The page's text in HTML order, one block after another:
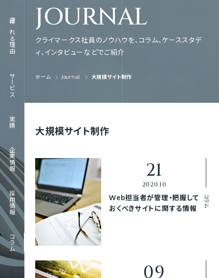
選ばれる理由
サービス
実績
企業情報
採用情報
コラム
実績
ABOUT
企業情報
RECRUIT
JOURNAL
クライマークス社員のノウハウを、コラム、ケーススタデ
ィ、インタビューなどでご紹介
ホーム Journal 大規模サイト制作
大規模サイト制作
コラム
Web担当者が管理・把握して
おくべきサイトに関する情報